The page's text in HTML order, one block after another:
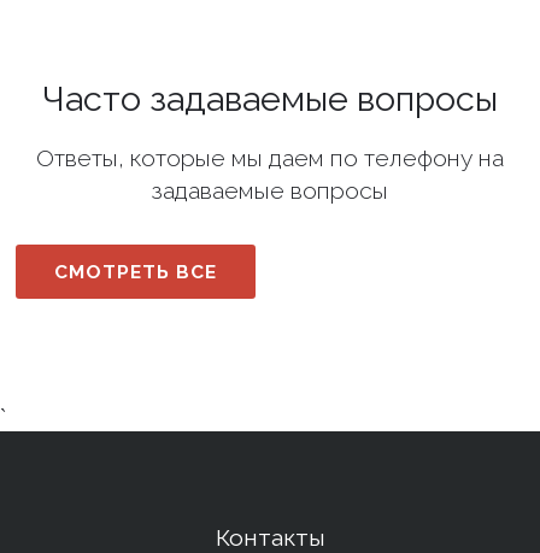
Часто задаваемые вопросы
Ответы, которые мы даем по телефону на
задаваемые вопросы
СМОТРЕТЬ ВСЕ
`
Контакты